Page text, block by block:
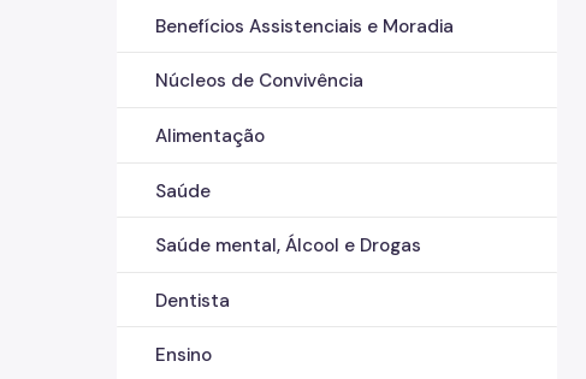
Benefícios Assistenciais e Moradia
Núcleos de Convivência
Alimentação
Saúde
Saúde mental, Álcool e Drogas
Dentista
Ensino